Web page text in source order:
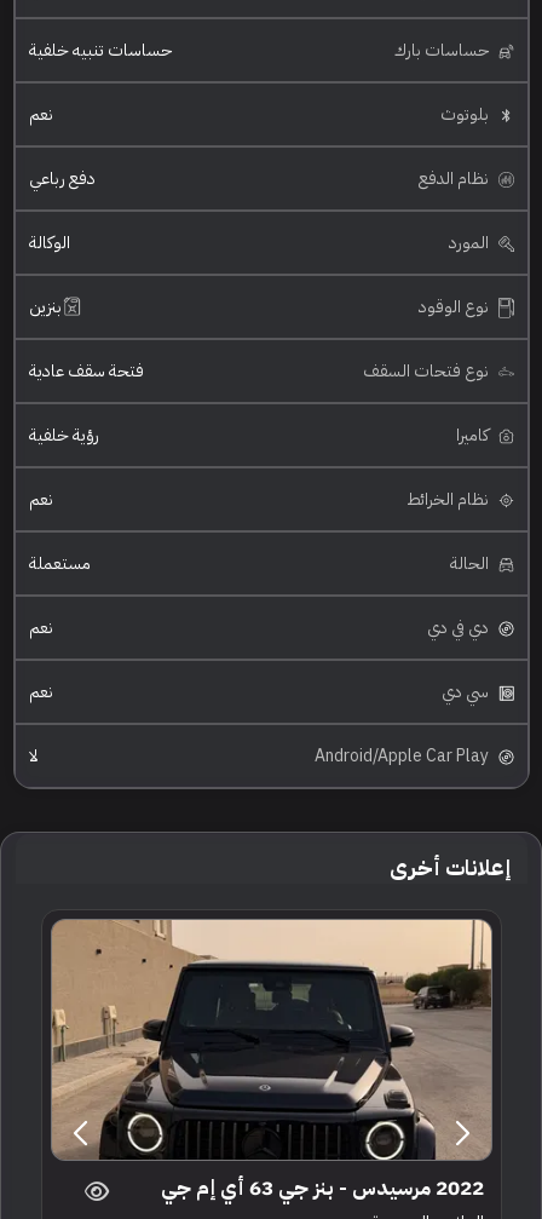
حساسات بارك حساسات تنبيه خلفية
بلوتوث نعم
نظام الدفع دفع رباعي
المورد الوكالة
نوع الوقود بنزين
نوع فتحات السقف فتحة سقف عادية
كاميرا رؤية خلفية
نظام الخرائط نعم
الحالة مستعملة
دي في دي نعم
سي دي نعم
Android/Apple Car Play لا
إعلانات أخرى
2022 مرسيدس - بنز جي 63 أي إم جي